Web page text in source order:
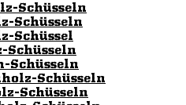
Schüsseln
Schüsseln
Schüssel
Schüsseln
Schüsseln
Schüsseln
Schüsseln